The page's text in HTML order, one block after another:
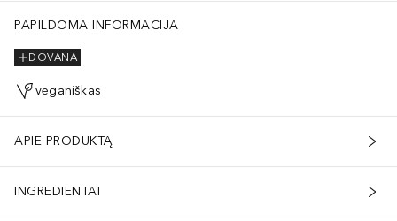
PAPILDOMA INFORMACIJA
DOVANA
veganiškas
APIE PRODUKTĄ
INGREDIENTAI